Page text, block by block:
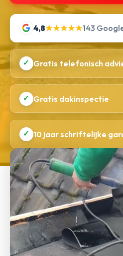
4,8★★★★★143
✓ Gratis telefonisch
✓ Gratis dakinspectie
✓ 10 jaar schriftelijke